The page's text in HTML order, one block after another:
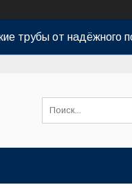
трубы от надёжного